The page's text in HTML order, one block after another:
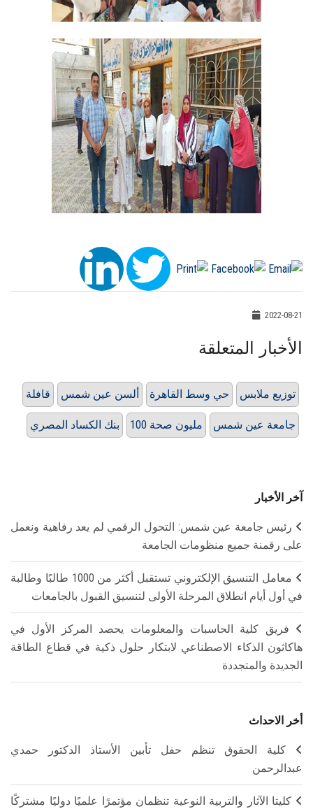
2022-08-21
الأخبار المتعلقة
قافلة ألسن عين شمس حي وسط القاهرة توزيع ملابس
بنك الكساد المصري 100 مليون صحة جامعة عين شمس
آخر الأخبار
رئيس جامعة عين شمس: التحول الرقمي لم يعد رفاهية ونعمل
على رقمنة جميع منظومات الجامعة
معامل التنسيق الإلكتروني تستقبل أكثر من 1000 طالبًا وطالبة
في أول أيام انطلاق المرحلة الأولى لتنسيق القبول بالجامعات
فريق كلية الحاسبات والمعلومات يحصد المركز الأول في
هاكاثون الذكاء الاصطناعي لابتكار حلول ذكية في قطاع الطاقة
الجديدة والمتجددة
أخر الاحداث
كلية الحقوق تنظم حفل تأبين الأستاذ الدكتور حمدي
عبدالرحمن
كليتا الآثار والتربية النوعية تنظمان مؤتمرًا علميًا دوليًا مشتركًا